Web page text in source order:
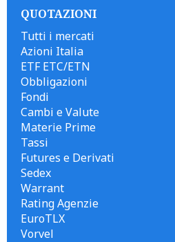
QUOTAZIONI
Tutti i mercati
Azioni Italia
ETF ETC/ETN
Obbligazioni
Fondi
Cambi e Valute
Materie Prime
Tassi
Futures e Derivati
Sedex
Warrant
Rating Agenzie
EuroTLX
Vorvel